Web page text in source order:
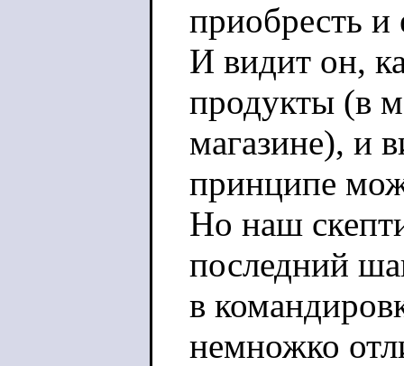
приобресть
И видит он,
продукты (в
магазине), и
принципе
Но наш
последний
в
немножко